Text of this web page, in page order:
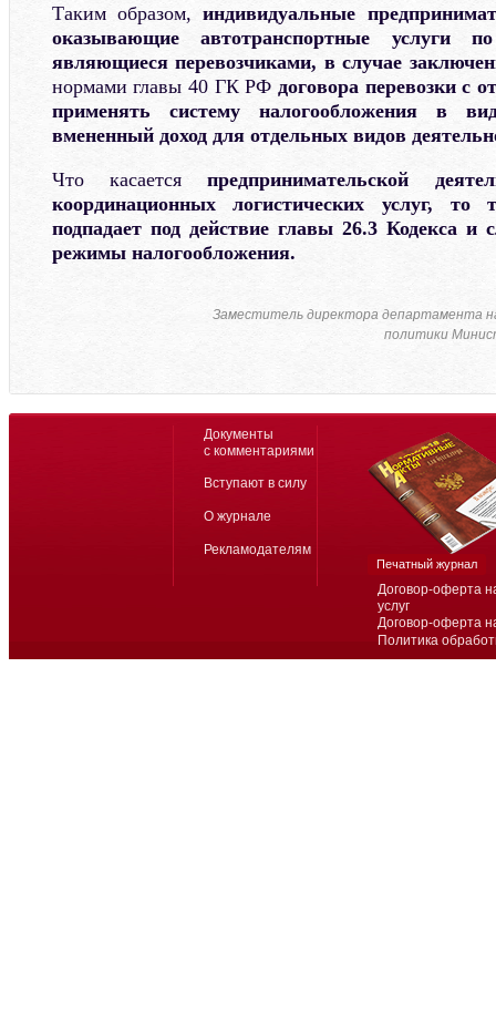
Таким образом,индивидуальные
оказывающие автотранспортные услуги
являющиеся перевозчиками, в случае
нормами главы 40 ГК РФ договора перевозки с
применять систему налогообложения в
вмененный доход для отдельных видов
Что касаетсяпредпринимательской
координационных логистических услуг, то
подпадает под действие главы 26.3 Кодекса и
режимы налогообложения.
Заместитель директора департамента
политики
Договор-оферта
услуг
Договор-оферта
Политика
Документы
с комментариями
Вступают в силу
О журнале
Рекламодателям
Печатный журнал